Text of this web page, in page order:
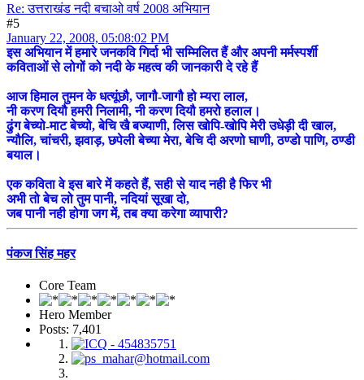
Re: उत्तराखंड नदी बचाओ वर्ष 2008 अभियान
#5
January 22, 2008, 05:08:02 PM
इस अभियान में हमारे जनकवि गिर्दा भी सम्मिलित हैं और अपनी मर्मस्पर्शी
कविताओं से लोगों को नदी के महत्व की जानकारी दे रहे हैं
आज हिमाल तुमन के धत्यूंछौ, जागौ-जागौ हो म्यरा लाल,
नी करण दियौ हमरी निलामी, नी करण दियौ हमरो हलाल।
ढुंग बेच्यो-माट बेच्यो, बेचि खै बज्याणी, लिस खोपि-खोपि मेरी उधेड़ी दी खाल,
न्यौलि, चांचरी, झवाड़, छपेली बेच्या मेरा, बेचि दी अरणो घाणी, ठण्डो पाणि, ठण्डी
बयाल।
एक कविता वे इस बारे में कहते हैं, सही से याद नही है फिर भी
अभी तो बेच लो तुम पानी, नदियां सूखा दो,
जब पानी नही होगा जग में, तब क्या करेगा व्यापारी?
पंकज सिंह महर
Core Team
Hero Member
Posts: 7,401